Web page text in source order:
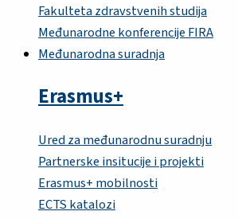
Fakulteta zdravstvenih studija
Međunarodne konferencije FIRA
Međunarodna suradnja
Erasmus+
Ured za međunarodnu suradnju
Partnerske insitucije i projekti
Erasmus+ mobilnosti
ECTS katalozi